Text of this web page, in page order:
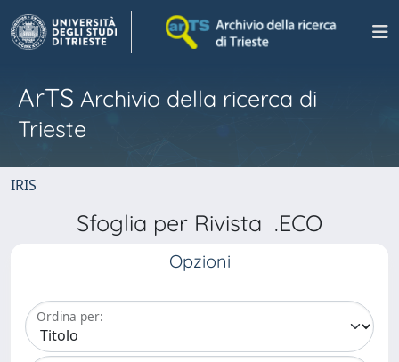
ArTS Archivio della ricerca di
Trieste
IRIS
Sfoglia per Rivista .ECO
Opzioni
Ordina per: